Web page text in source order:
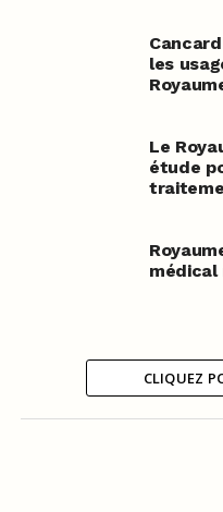
les
Le
étude
médical
CLIQUEZ